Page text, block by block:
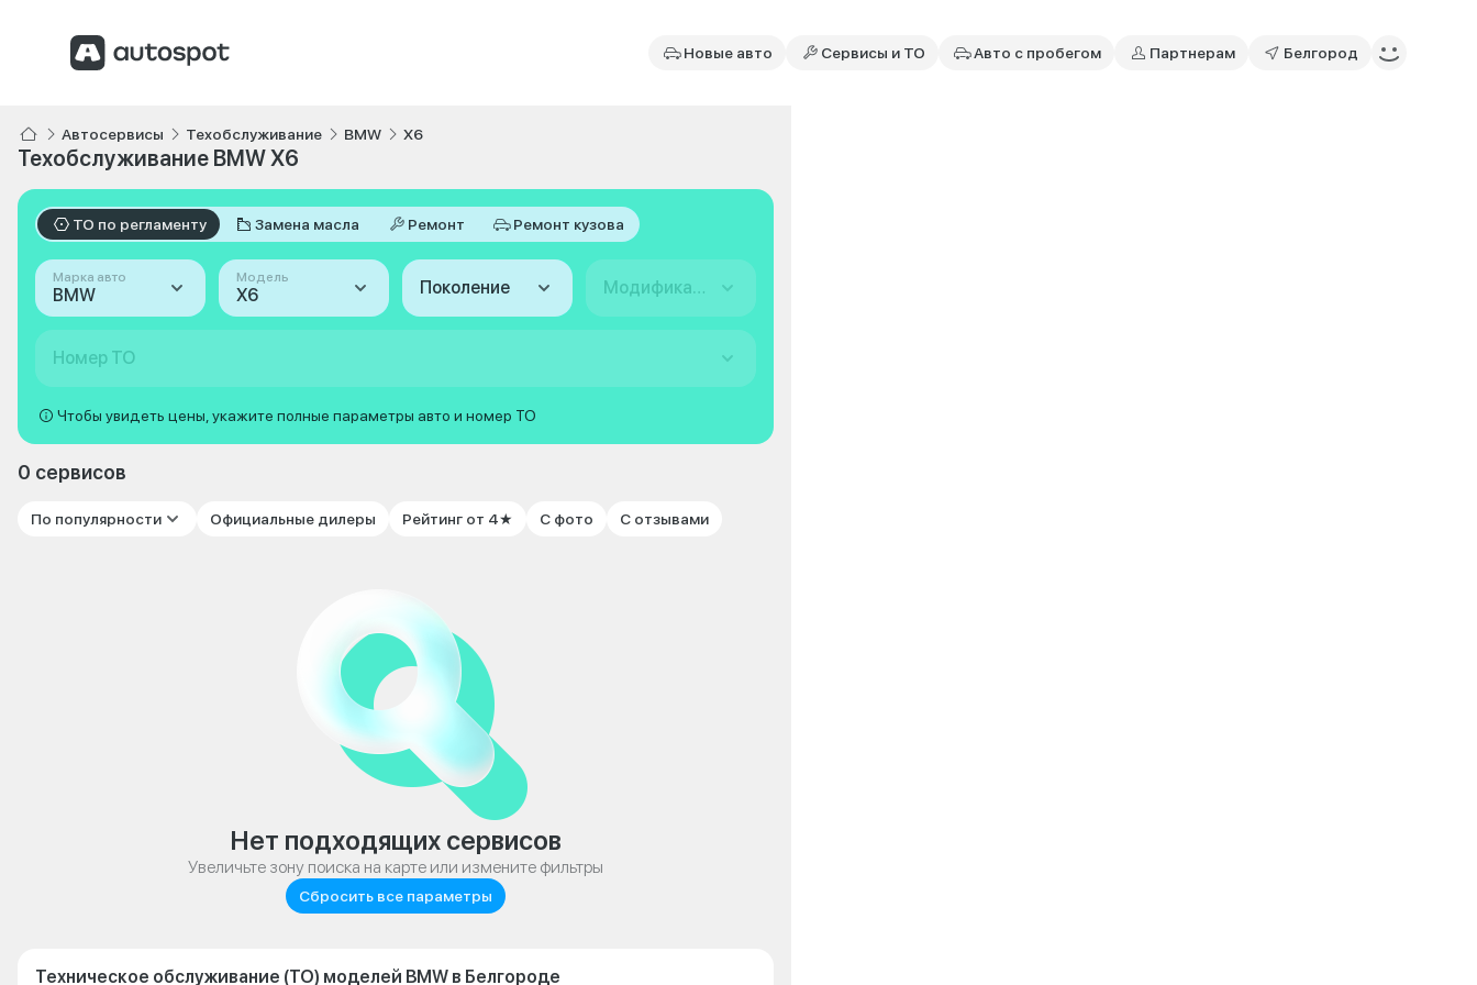
Новые авто Сервисы и ТО Авто с пробегом Партнерам Белгород
Автосервисы Техобслуживание BMW X6
Техобслуживание BMW X6
ТО по регламенту Замена масла Ремонт Ремонт кузова
Марка авто
BMW
Модель
X6 Поколение Модификация
Номер ТО
Чтобы увидеть цены, укажите полные параметры авто и номер ТО
0 сервисов
По популярности Официальные дилеры Рейтинг от 4★ С фото С отзывами
Нет подходящих сервисов
Увеличьте зону поиска на карте или измените фильтры
Сбросить все параметры
Техническое обслуживание (ТО) моделей BMW в Белгороде